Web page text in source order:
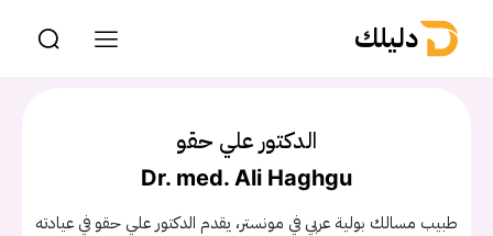
دليلك
الدكتور علي حقو
Dr. med. Ali Haghgu
طبيب مسالك بولية عربي في مونستر، يقدم الدكتور علي حقو في عيادته